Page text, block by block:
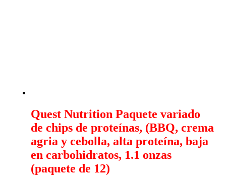
Quest Nutrition Paquete variado
de chips de proteínas, (BBQ, crema
agria y cebolla, alta proteína, baja
en carbohidratos, 1.1 onzas
(paquete de 12)